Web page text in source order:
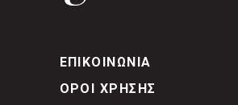
ΕΠΙΚΟΙΝΩΝΙΑ
ΟΡΟΙ ΧΡΗΣΗΣ